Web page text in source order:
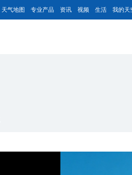
天气地图 专业产品 资讯 视频 生活 我的天